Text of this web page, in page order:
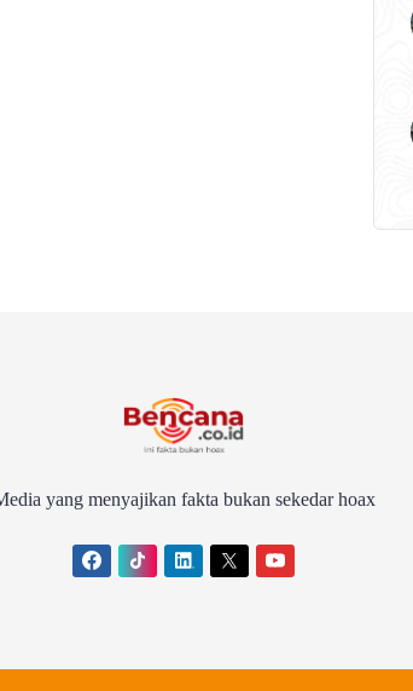
yang menyajikan fakta bukan sekedar hoax